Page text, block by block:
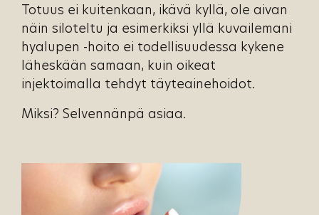
Totuus ei kuitenkaan, ikävä kyllä, ole aivan
näin siloteltu ja esimerkiksi yllä kuvailemani
hyalupen -hoito ei todellisuudessa kykene
läheskään samaan, kuin oikeat
injektoimalla tehdyt täyteainehoidot.
Miksi? Selvennänpä asiaa.